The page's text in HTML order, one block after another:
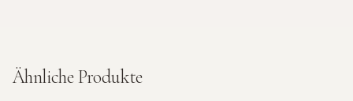
Ähnliche Produkte